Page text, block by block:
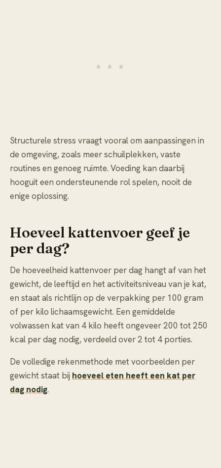
Structurele stress vraagt vooral om aanpassingen in
de omgeving, zoals meer schuilplekken, vaste
routines en genoeg ruimte. Voeding kan daarbij
hooguit een ondersteunende rol spelen, nooit de
enige oplossing.
Hoeveel kattenvoer geef je
per dag?
De hoeveelheid kattenvoer per dag hangt af van het
gewicht, de leeftijd en het activiteitsniveau van je kat,
en staat als richtlijn op de verpakking per 100 gram
of per kilo lichaamsgewicht. Een gemiddelde
volwassen kat van 4 kilo heeft ongeveer 200 tot 250
kcal per dag nodig, verdeeld over 2 tot 4 porties.
De volledige rekenmethode met voorbeelden per
gewicht staat bij hoeveel eten heeft een kat per
dag nodig.